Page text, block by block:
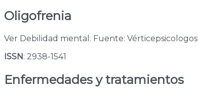
Oligofrenia
Ver Debilidad mental. Fuente: Vérticepsicologos
ISSN : 2938-1541
Enfermedades y tratamientos